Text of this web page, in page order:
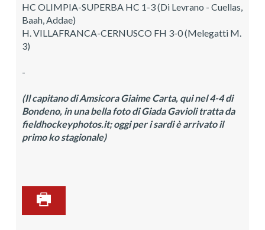
HC OLIMPIA-SUPERBA HC 1-3 (Di Levrano - Cuellas,
Baah, Addae)
H. VILLAFRANCA-CERNUSCO FH 3-0 (Melegatti M.
3)
-
(Il capitano di Amsicora Giaime Carta, qui nel 4-4 di
Bondeno, in una bella foto di Giada Gavioli tratta da
fieldhockeyphotos.it; oggi per i sardi è arrivato il
primo ko stagionale)